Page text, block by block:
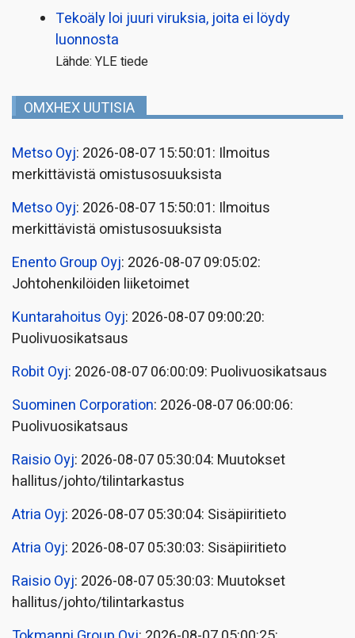
Tekoäly loi juuri viruksia, joita ei löydy
luonnosta
Lähde: YLE tiede
OMXHEX UUTISIA
Metso Oyj: 2026-08-07 15:50:01: Ilmoitus
merkittävistä omistusosuuksista
Metso Oyj: 2026-08-07 15:50:01: Ilmoitus
merkittävistä omistusosuuksista
Enento Group Oyj: 2026-08-07 09:05:02:
Johtohenkilöiden liiketoimet
Kuntarahoitus Oyj: 2026-08-07 09:00:20:
Puolivuosikatsaus
Robit Oyj: 2026-08-07 06:00:09: Puolivuosikatsaus
Suominen Corporation: 2026-08-07 06:00:06:
Puolivuosikatsaus
Raisio Oyj: 2026-08-07 05:30:04: Muutokset
hallitus/johto/tilintarkastus
Atria Oyj: 2026-08-07 05:30:04: Sisäpiiritieto
Atria Oyj: 2026-08-07 05:30:03: Sisäpiiritieto
Raisio Oyj: 2026-08-07 05:30:03: Muutokset
hallitus/johto/tilintarkastus